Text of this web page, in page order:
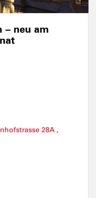
– neu am
28A ,